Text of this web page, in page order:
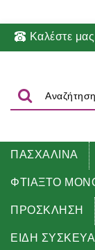
Καλέστε μας
ΠΑΣΧΑΛΙΝΑ
ΦΤΙΑΞΤΟ
ΠΡΟΣΚΛΗΣΗ
ΕΙΔΗ